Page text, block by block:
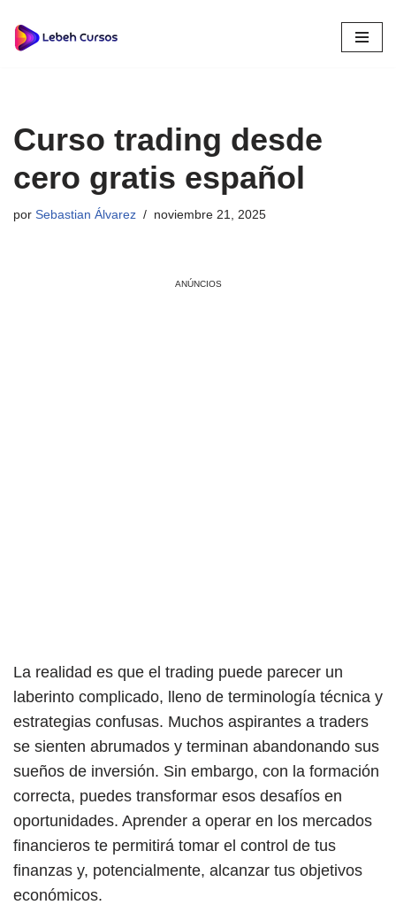
Saltar
Curso trading desde
cero gratis español
por Sebastian Álvarez noviembre 21, 2025
ANÚNCIOS
La realidad es que el trading puede parecer un
laberinto complicado, lleno de terminología técnica y
estrategias confusas. Muchos aspirantes a traders
se sienten abrumados y terminan abandonando sus
sueños de inversión. Sin embargo, con la formación
correcta, puedes transformar esos desafíos en
oportunidades. Aprender a operar en los mercados
financieros te permitirá tomar el control de tus
finanzas y, potencialmente, alcanzar tus objetivos
económicos.